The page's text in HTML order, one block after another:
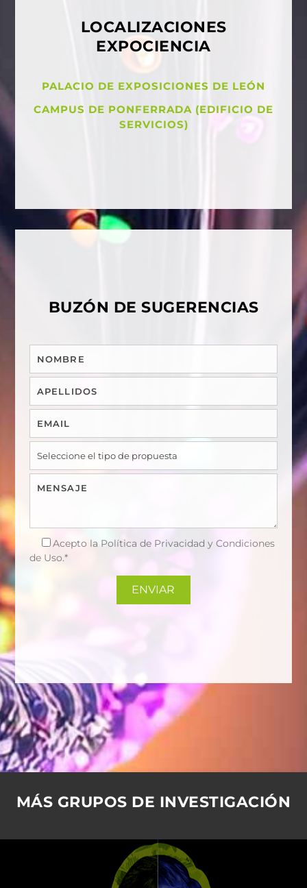
LOCALIZACIONES
EXPOCIENCIA
PALACIO DE EXPOSICIONES DE LEÓN
CAMPUS DE PONFERRADA (EDIFICIO DE
SERVICIOS)
BUZÓN DE SUGERENCIAS
Acepto la Política de Privacidad y Condiciones
de Uso.*
MÁS GRUPOS DE INVESTIGACIÓN